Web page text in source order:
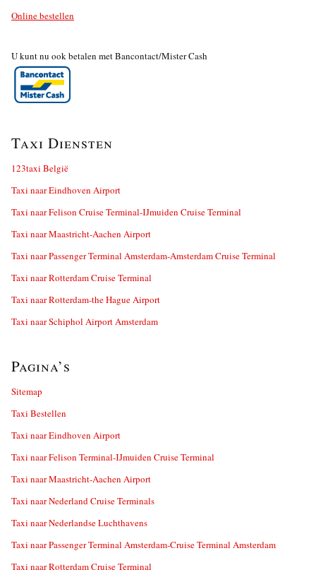
Online bestellen
U kunt nu ook betalen met Bancontact/Mister Cash
Taxi Diensten
123taxi België
Taxi naar Eindhoven Airport
Taxi naar Felison Cruise Terminal-IJmuiden Cruise Terminal
Taxi naar Maastricht-Aachen Airport
Taxi naar Passenger Terminal Amsterdam-Amsterdam Cruise Terminal
Taxi naar Rotterdam Cruise Terminal
Taxi naar Rotterdam-the Hague Airport
Taxi naar Schiphol Airport Amsterdam
Pagina’s
Sitemap
Taxi Bestellen
Taxi naar Eindhoven Airport
Taxi naar Felison Terminal-IJmuiden Cruise Terminal
Taxi naar Maastricht-Aachen Airport
Taxi naar Nederland Cruise Terminals
Taxi naar Nederlandse Luchthavens
Taxi naar Passenger Terminal Amsterdam-Cruise Terminal Amsterdam
Taxi naar Rotterdam Cruise Terminal